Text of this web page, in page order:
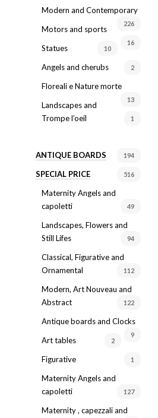
Modern and Contemporary
226
Motors and sports
16
Statues 10
Angels and cherubs 2
Floreali e Nature morte
13
Landscapes and
Trompe l’oeil
1
ANTIQUE BOARDS 194
SPECIAL PRICE 516
Maternity Angels and
capoletti
49
Landscapes, Flowers and
Still Lifes
94
Classical, Figurative and
Ornamental
112
Modern, Art Nouveau and
Abstract
122
Antique boards and Clocks
9
Art tables 2
Figurative 1
Maternity Angels and
capoletti
127
Maternity , capezzali and